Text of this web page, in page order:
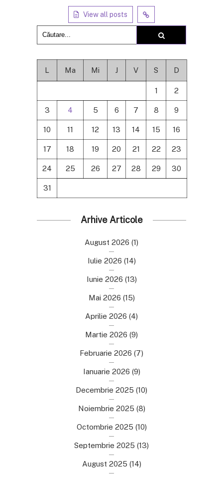
View all posts
L Ma Mi J V S D
1 2
3 4 5 6 7 8 9
10 11 12 13 14 15 16
17 18 19 20 21 22 23
24 25 26 27 28 29 30
31
Arhive Articole
August 2026 (1)
Iulie 2026 (14)
Iunie 2026 (13)
Mai 2026 (15)
Aprilie 2026 (4)
Martie 2026 (9)
Februarie 2026 (7)
Ianuarie 2026 (9)
Decembrie 2025 (10)
Noiembrie 2025 (8)
Octombrie 2025 (10)
Septembrie 2025 (13)
August 2025 (14)